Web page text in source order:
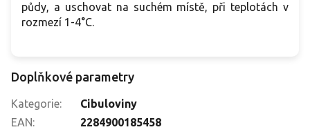
půdy, a uschovat na suchém místě, při teplotách v
rozmezí 1-4°C.
Doplňkové parametry
Kategorie:
Cibuloviny
EAN:
2284900185458